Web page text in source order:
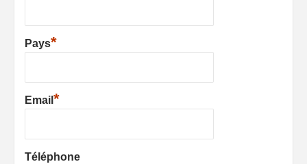
Pays*
Email *
Téléphone